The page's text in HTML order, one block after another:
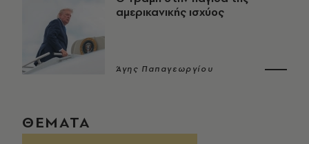
αμερικανικής ισχύος
Άγης Παπαγεωργίου
ΘΕΜΑΤΑ